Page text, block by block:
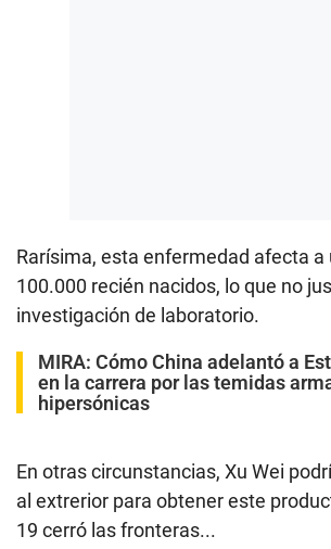
Rarísima, esta enfermedad afecta a
100.000 recién nacidos, lo que no
investigación de laboratorio.
MIRA: Cómo China adelantó a
en la carrera por las temidas
hipersónicas
En otras circunstancias, Xu Wei
al extrerior para obtener este
19 cerró las fronteras...